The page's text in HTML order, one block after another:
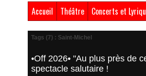
Accueil Théâtre Concerts et
Tags (7) : Saint-Michel
•Off 2026• "Au plus près de
spectacle salutaire !